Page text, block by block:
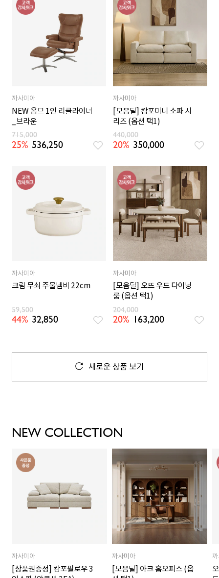
까사미아
NEW 옴므 1인 리클라이너
_브라운
715,000
25% 536,250
까사미아
[모음딜] 캄포미니 소파 시
리즈 (옵션 택1)
440,000
20% 350,000
까사미아
크림 무쇠 주물냄비 22cm
59,500
44% 32,850
까사미아
[모음딜] 오뜨 우드 다이닝
룸 (옵션 택1)
204,000
20% 163,200
새로운 상품 보기
NEW COLLECTION
까사미아
[상품권증정] 캄포필로우 3
까사미아
[모음딜] 아크 홈오피스 (옵